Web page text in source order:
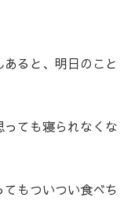
ると、明日のこと
っても寝られなくな
てもついつい食べち